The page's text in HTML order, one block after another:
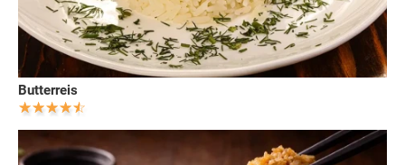
Butterreis